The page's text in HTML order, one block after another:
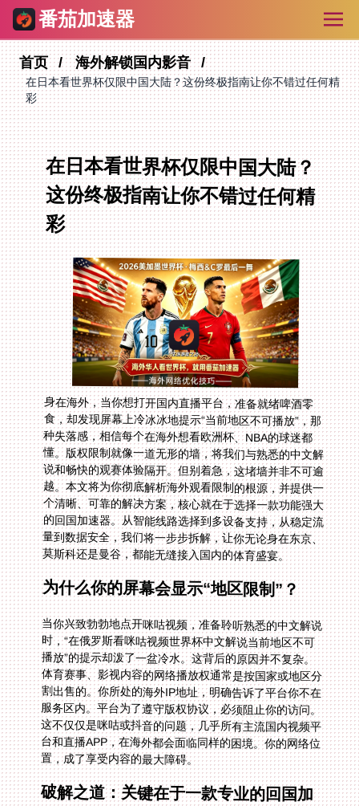
番茄加速器
首页 海外解锁国内影音
在日本看世界杯仅限中国大陆？这份终极指南让你不错过任何精
彩
在日本看世界杯仅限中国大陆？
这份终极指南让你不错过任何精
彩
身在海外，当你想打开国内直播平台，准备就绪啤酒零
食，却发现屏幕上冷冰冰地提示“当前地区不可播放”，那
种失落感，相信每个在海外想看欧洲杯、NBA的球迷都
懂。版权限制就像一道无形的墙，将我们与熟悉的中文解
说和畅快的观赛体验隔开。但别着急，这堵墙并非不可逾
越。本文将为你彻底解析海外观看限制的根源，并提供一
个清晰、可靠的解决方案，核心就在于选择一款功能强大
的回国加速器。从智能线路选择到多设备支持，从稳定流
量到数据安全，我们将一步步拆解，让你无论身在东京、
莫斯科还是曼谷，都能无缝接入国内的体育盛宴。
为什么你的屏幕会显示“地区限制”？
当你兴致勃勃地点开咪咕视频，准备聆听熟悉的中文解说
时，“在俄罗斯看咪咕视频世界杯中文解说当前地区不可
播放”的提示却泼了一盆冷水。这背后的原因并不复杂。
体育赛事、影视内容的网络播放权通常是按国家或地区分
割出售的。你所处的海外IP地址，明确告诉了平台你不在
服务区内。平台为了遵守版权协议，必须阻止你的访问。
这不仅仅是咪咕或抖音的问题，几乎所有主流国内视频平
台和直播APP，在海外都会面临同样的困境。你的网络位
置，成了享受内容的最大障碍。
破解之道：关键在于一款专业的回国加